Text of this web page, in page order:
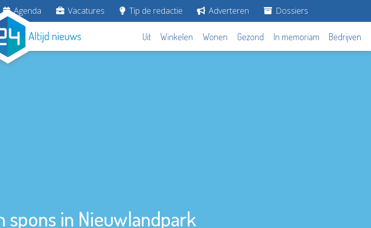
Agenda Vacatures Tip de redactie Adverteren Dossiers
Uit Winkelen Wonen Gezond In memoriam Bedrijven
spons in Nieuwlandpark